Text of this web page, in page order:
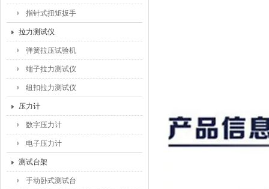
指针式扭矩扳手
拉力测试仪
弹簧拉压试验机
端子拉力测试仪
纽扣拉力测试仪
压力计
数字压力计
电子压力计
测试台架
手动卧式测试台